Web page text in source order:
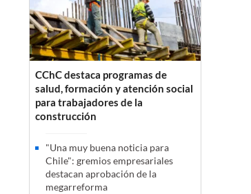
CChC destaca programas de
salud, formación y atención social
para trabajadores de la
construcción
"Una muy buena noticia para
Chile": gremios empresariales
destacan aprobación de la
megarreforma